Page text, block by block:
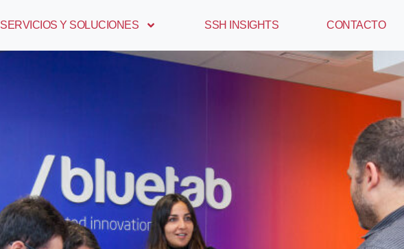
SERVICIOS Y SOLUCIONES SSH INSIGHTS CONTACTO